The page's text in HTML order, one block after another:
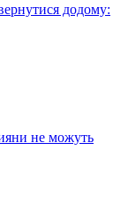
додому:
не можуть